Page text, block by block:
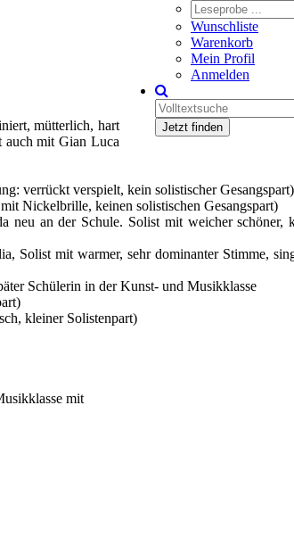
Wunschliste
Warenkorb
Mein Profil
Anmelden
Jetzt finden
mütterlich, hart
auch mit Gian Luca
verrückt verspielt, kein solistischer Gesangspart)
Nickelbrille, keinen solistischen Gesangspart)
neu an der Schule. Solist mit weicher
Solist mit warmer, sehr dominanter Stimme,
Schülerin in der Kunst- und Musikklasse
kleiner Solistenpart)
mit